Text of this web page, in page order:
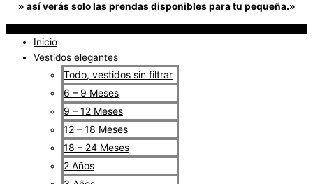
» así verás solo las prendas disponibles para tu pequeña.»
Inicio
Vestidos elegantes
Todo, vestidos sin filtrar
6 – 9 Meses
9 – 12 Meses
12 – 18 Meses
18 – 24 Meses
2 Años